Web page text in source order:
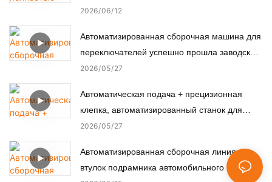
испытательная линия для нестандартных
2026 06 12
Автоматизированная сборочная машина для
переключателей успешно прошла заводские
приемочные испытания (FAT) у турецкого
2026 05 27
Автоматическая подача + прецизионная
клепка, автоматизированный станок для
заклепки медных шпилек.
2026 05 27
Автоматизированная сборочная линия для
втулок подрамника автомобильного шасси